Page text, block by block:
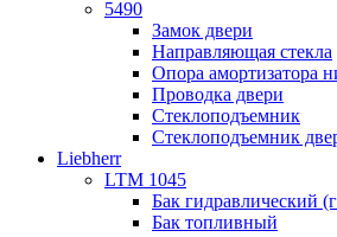
5490
Замок двери
Направляющая стекла
Опора амортизатора
Проводка двери
Стеклоподъемник
Стеклоподъемник
Liebherr
LTM 1045
Бак гидравлический
Бак топливный